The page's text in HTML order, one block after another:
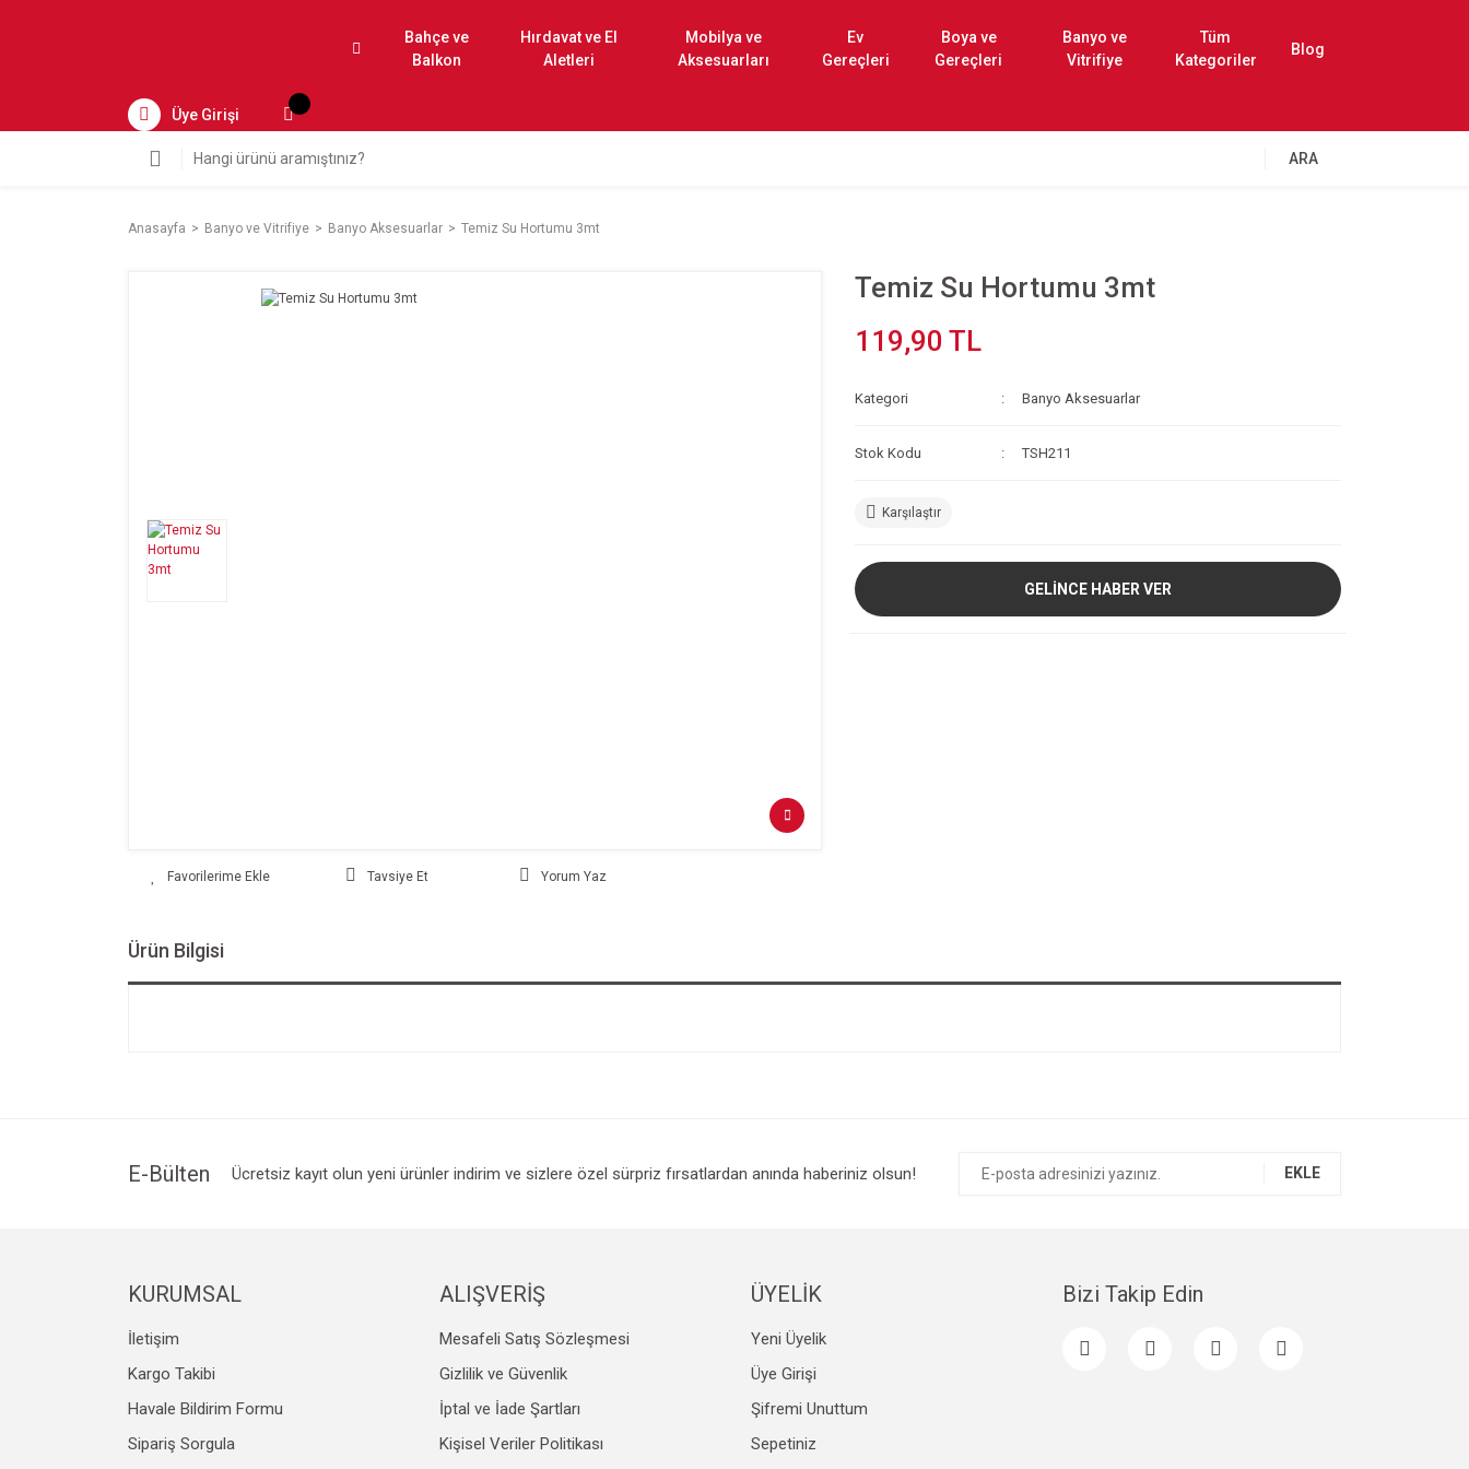
Bahçe ve
Balkon
Hırdavat ve El
Aletleri
Mobilya ve
Aksesuarları
Ev
Gereçleri
Boya ve
Gereçleri
Banyo ve
Vitrifiye
Tüm
Kategoriler
Blog
Üye Girişi
ARA
Anasayfa Banyo ve Vitrifiye Banyo Aksesuarlar Temiz Su Hortumu 3mt
Tavsiye Et Yorum Yaz
Temiz Su Hortumu 3mt
119,90 TL
Kategori Banyo Aksesuarlar
Stok Kodu TSH211
Karşılaştır
GELİNCE HABER VER
Ürün Bilgisi
E-Bülten Ücretsiz kayıt olun yeni ürünler indirim ve sizlere özel sürpriz fırsatlardan anında haberiniz olsun! EKLE
KURUMSAL
İletişim
Kargo Takibi
Havale Bildirim Formu
Sipariş Sorgula
ALIŞVERİŞ
Mesafeli Satış Sözleşmesi
Gizlilik ve Güvenlik
İptal ve İade Şartları
Kişisel Veriler Politikası
ÜYELİK
Yeni Üyelik
Üye Girişi
Şifremi Unuttum
Sepetiniz
Bizi Takip Edin